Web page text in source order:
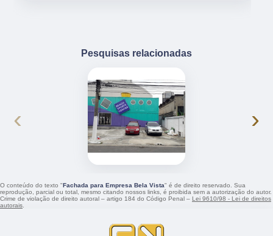
Pesquisas relacionadas
‹ ›
O conteúdo do texto "Fachada para Empresa Bela Vista" é de direito reservado. Sua
reprodução, parcial ou total, mesmo citando nossos links, é proibida sem a autorização do autor.
Crime de violação de direito autoral – artigo 184 do Código Penal – Lei 9610/98 - Lei de direitos
autorais